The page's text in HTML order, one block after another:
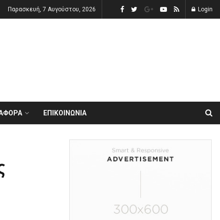
Παρασκευή, 7 Αυγούστου, 2026 Login
ΕΠΙΚΟΙΝΩΝΙΑ